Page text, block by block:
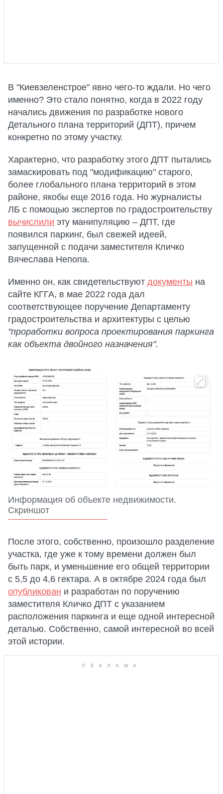
В "Киевзеленстрое" явно чего-то ждали. Но чего
именно? Это стало понятно, когда в 2022 году
начались движения по разработке нового
Детального плана территорий (ДПТ), причем
конкретно по этому участку.
Характерно, что разработку этого ДПТ пытались
замаскировать под "модификацию" старого,
более глобального плана территорий в этом
районе, якобы еще 2016 года. Но журналисты
ЛБ с помощью экспертов по градостроительству
вычислили эту манипуляцию – ДПТ, где
появился паркинг, был свежей идеей,
запущенной с подачи заместителя Кличко
Вячеслава Непопа.
Именно он, как свидетельствуют документы на
сайте КГГА, в мае 2022 года дал
соответствующее поручение Департаменту
градостроительства и архитектуры с целью
"проработки вопроса проектирования паркинга
как объекта двойного назначения".
Информация об объекте недвижимости.
Скриншот
После этого, собственно, произошло разделение
участка, где уже к тому времени должен был
быть парк, и уменьшение его общей территории
с 5,5 до 4,6 гектара. А в октябре 2024 года был
опубликован и разработан по поручению
заместителя Кличко ДПТ с указанием
расположения паркинга и еще одной интересной
деталью. Собственно, самой интересной во всей
этой истории.